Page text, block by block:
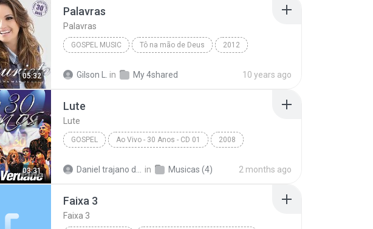
05:32
Palavras
Palavras
GOSPEL MUSIC Tô na mão de Deus 2012
Gilson L. in My 4shared 10 years ago
03:31
Lute
Lute
GOSPEL Ao Vivo - 30 Anos - CD 01 2008
in Musicas (4) 2 months ago
Faixa 3
Faixa 3